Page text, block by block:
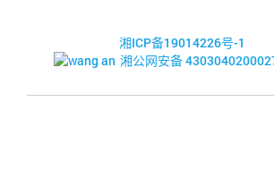
湘ICP备19014226号-1
湘公网安备